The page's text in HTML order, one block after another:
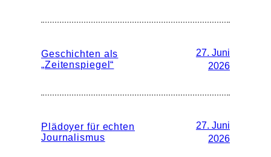
Geschichten als
„Zeitenspiegel“
27. Juni
2026
Plädoyer für echten
Journalismus
27. Juni
2026